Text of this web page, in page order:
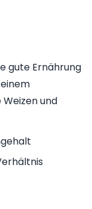
gute Ernährung
und